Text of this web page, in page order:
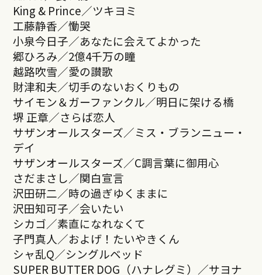
King & Prince／ツキヨミ
工藤静香／慟哭
小泉今日子／あなたに会えてよかった
郷ひろみ／2億4千万の瞳
越路吹雪／愛の讃歌
財津和夫／切手のないおくりもの
サイモン＆ガーファンクル／明日に架ける橋
堺 正章／さらば恋人
サザンオールスターズ／ミス・ブランニュー・
デイ
サザンオールスターズ／C調言葉に御用心
さだまさし／関白宣言
沢田研二／時の過ぎゆくままに
沢田知可子／会いたい
シカゴ／素直になれなくて
子門真人／およげ！たいやきくん
シャ乱Q／シングルベッド
SUPER BUTTER DOG（ハナレグミ）／サヨナ